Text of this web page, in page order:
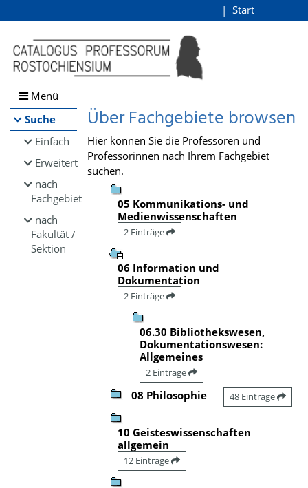
Browsen
direkt zum Inhalt
Start
Menü
Suche
Einfach
Erweitert
nach
Fachgebiet
nach
Fakultät /
Sektion
Über Fachgebiete browsen
Hier können Sie die Professoren und
Professorinnen nach Ihrem Fachgebiet
suchen.
05 Kommunikations- und
Medienwissenschaften
2 Einträge
06 Information und
Dokumentation
2 Einträge
06.30 Bibliothekswesen,
Dokumentationswesen:
Allgemeines
2 Einträge
08 Philosophie 48 Einträge
10 Geisteswissenschaften
allgemein
12 Einträge